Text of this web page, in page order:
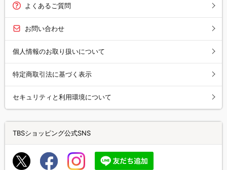
よくあるご質問
お問い合わせ
個人情報のお取り扱いについて
特定商取引法に基づく表示
セキュリティと利用環境について
TBSショッピング公式SNS